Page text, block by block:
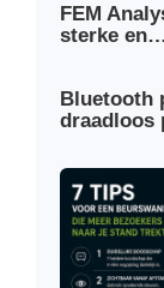
FEM
sterke en…
Bluetooth